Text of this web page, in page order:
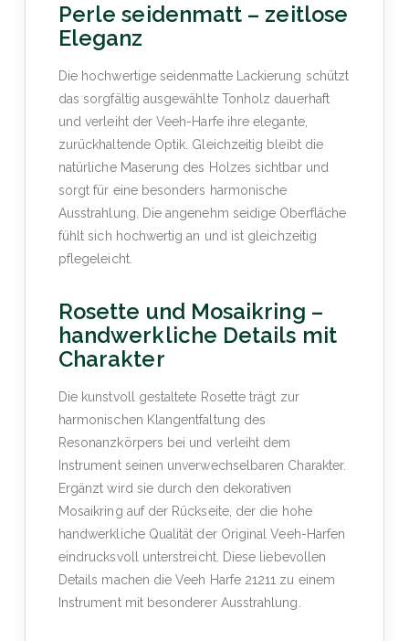
Perle seidenmatt – zeitlose
Eleganz
Die hochwertige seidenmatte Lackierung schützt
das sorgfältig ausgewählte Tonholz dauerhaft
und verleiht der Veeh-Harfe ihre elegante,
zurückhaltende Optik. Gleichzeitig bleibt die
natürliche Maserung des Holzes sichtbar und
sorgt für eine besonders harmonische
Ausstrahlung. Die angenehm seidige Oberfläche
fühlt sich hochwertig an und ist gleichzeitig
pflegeleicht.
Rosette und Mosaikring –
handwerkliche Details mit
Charakter
Die kunstvoll gestaltete Rosette trägt zur
harmonischen Klangentfaltung des
Resonanzkörpers bei und verleiht dem
Instrument seinen unverwechselbaren Charakter.
Ergänzt wird sie durch den dekorativen
Mosaikring auf der Rückseite, der die hohe
handwerkliche Qualität der Original Veeh-Harfen
eindrucksvoll unterstreicht. Diese liebevollen
Details machen die Veeh Harfe 21211 zu einem
Instrument mit besonderer Ausstrahlung.